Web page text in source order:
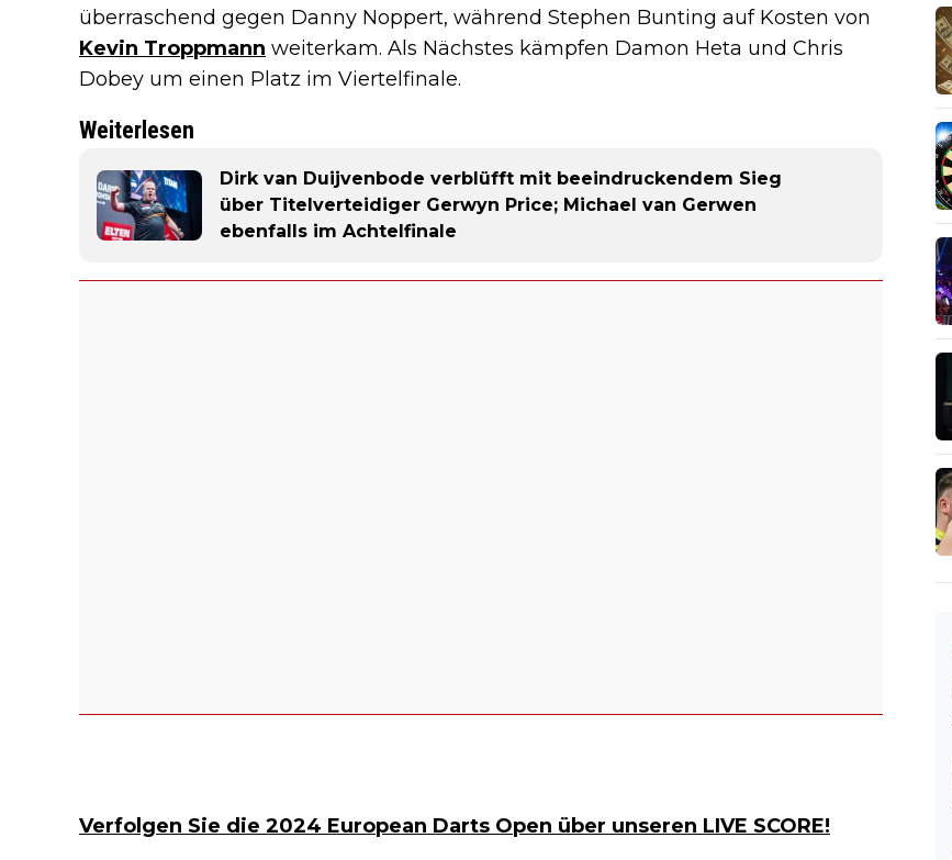
überraschend gegen Danny Noppert, während Stephen Bunting auf Kosten von
Kevin Troppmann weiterkam. Als Nächstes kämpfen Damon Heta und Chris
Dobey um einen Platz im Viertelfinale.
Weiterlesen
Dirk van Duijvenbode verblüfft mit beeindruckendem Sieg
über Titelverteidiger Gerwyn Price; Michael van Gerwen
ebenfalls im Achtelfinale
Verfolgen Sie die 2024 European Darts Open über unseren LIVE SCORE!